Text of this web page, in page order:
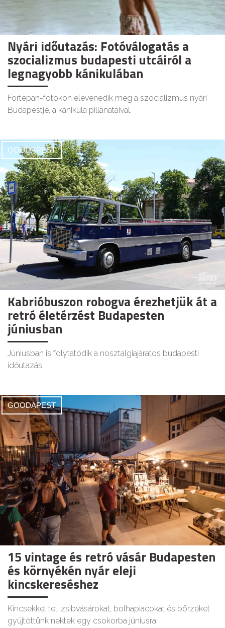
Nyári időutazás: Fotóválogatás a
szocializmus budapesti utcáiról a
legnagyobb kánikulában
Fortepan-fotókon elevenedik meg a szocializmus nyári
Budapestje, a kánikula pillanataival.
GOODAPEST
Kabrióbuszon robogva érezhetjük át a
retró életérzést Budapesten
júniusban
Júniusban is folytatódik a nosztalgiajáratos budapesti
időutazás.
GOODAPEST
15 vintage és retró vásár Budapesten
és környékén nyár eleji
kincskereséshez
Kincsekkel teli zsibvásárokat, bolhapiacokat és börzéket
gyűjtöttünk nektek egy csokorba júniusra.